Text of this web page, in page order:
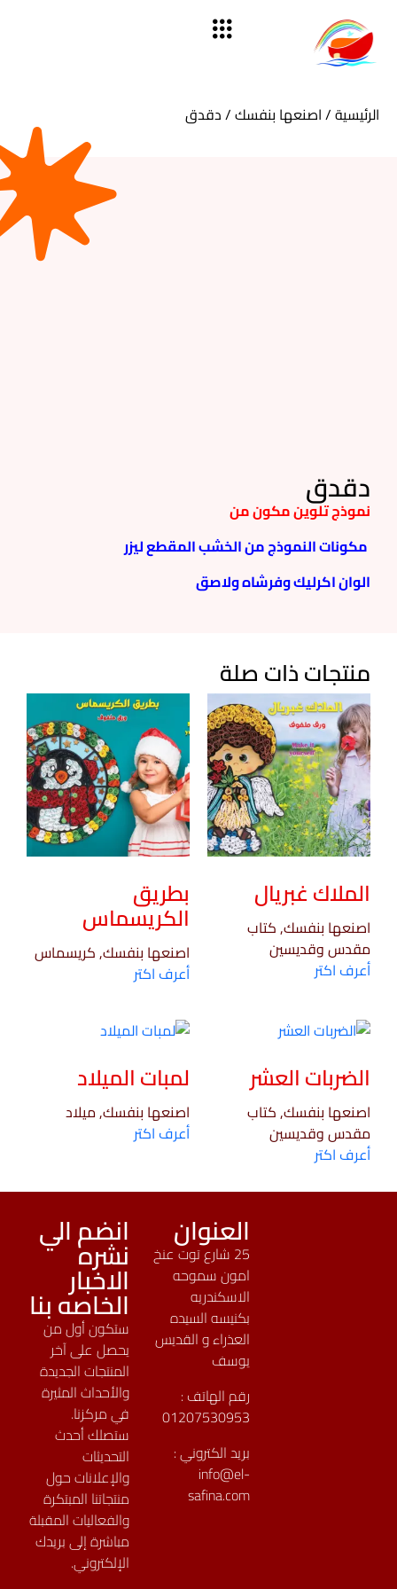
الرئيسية/اصنعها بنفسك/ دقدق
دقدق
نموذج تلوين مكون من
مكونات النموذج من الخشب المقطع ليزر
الوان اكرليك وفرشاه ولاصق
منتجات ذات صلة
الملاك غبريال
اصنعها بنفسك, كتاب
مقدس وقديسين
أعرف اكتر
بطريق
الكريسماس
اصنعها بنفسك, كريسماس
أعرف اكتر
الضربات العشر
اصنعها بنفسك, كتاب
مقدس وقديسين
أعرف اكتر
لمبات الميلاد
اصنعها بنفسك, ميلاد
أعرف اكتر
العنوان
25 شارع توت عنخ
امون سموحه
الاسكندريه
بكنيسه السيده
العذراء و القديس
يوسف
رقم الهاتف :
01207530953
بريد الكتروني :
info@el-
safina.com
انضم الي
نشره
الاخبار
الخاصه بنا
ستكون أول من
يحصل على آخر
المنتجات الجديدة
والأحداث المثيرة
في مركزنا.
ستصلك أحدث
التحديثات
والإعلانات حول
منتجاتنا المبتكرة
والفعاليات المقبلة
مباشرة إلى بريدك
الإلكتروني.